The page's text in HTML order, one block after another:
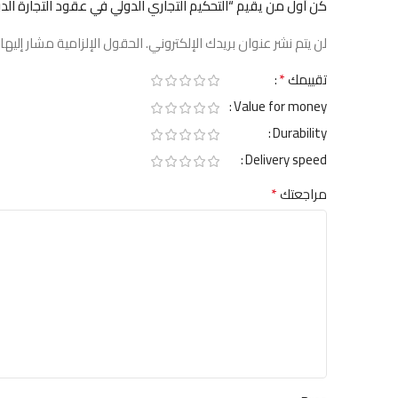
كن أول من يقيم “التحكيم التجاري الدولي في عقود التجارة
لن يتم نشر عنوان بريدك الإلكتروني.الحقول الإلزامية مشار
تقييمك*
Value for money
Durability
Delivery speed
مراجعتك*